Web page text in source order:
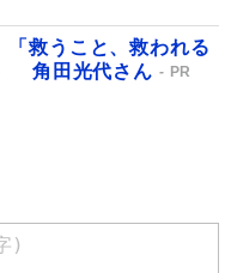
「救うこと、救われる
角田光代さん
PR